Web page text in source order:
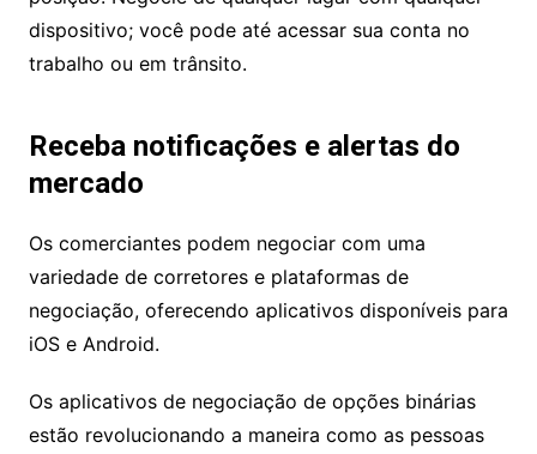
dispositivo; você pode até acessar sua conta no
trabalho ou em trânsito.
Receba notificações e alertas do
mercado
Os comerciantes podem negociar com uma
variedade de corretores e plataformas de
negociação, oferecendo aplicativos disponíveis para
iOS e Android.
Os aplicativos de negociação de opções binárias
estão revolucionando a maneira como as pessoas